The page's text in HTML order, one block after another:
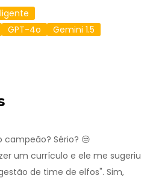
GPT-4o
Gemini 1.5
campeão? Sério? 😒
um currículo e ele me sugeriu
de time de elfos". Sim,